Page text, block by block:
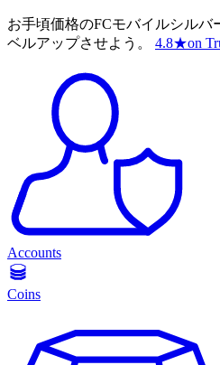
お手頃価格のFCモバイルシルバ
ベルアップさせよう。
4.8★on
Accounts
Coins